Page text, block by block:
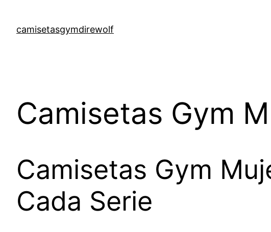
content
camisetasgymdirewolf
Camisetas Gym
Camisetas Gym
Cada Serie